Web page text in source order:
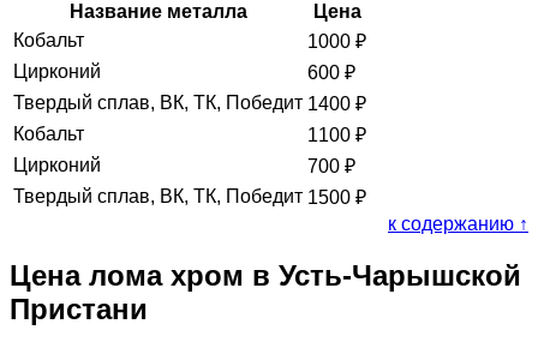
Название металла
Цена
Кобальт
1000 ₽
Цирконий
600 ₽
Твердый сплав, ВК, ТК, Победит 1400 ₽
Кобальт
1100 ₽
Цирконий
700 ₽
Твердый сплав, ВК, ТК, Победит 1500 ₽
к содержанию ↑
Цена лома хром в Усть-Чарышской
Пристани